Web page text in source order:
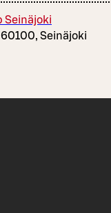
Seinäjoki
Seinäjoki